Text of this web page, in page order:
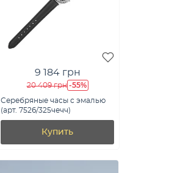
9 184 грн
20 409 грн -55%
Серебряные часы с эмалью
(арт. 7526/325чечч)
Купить